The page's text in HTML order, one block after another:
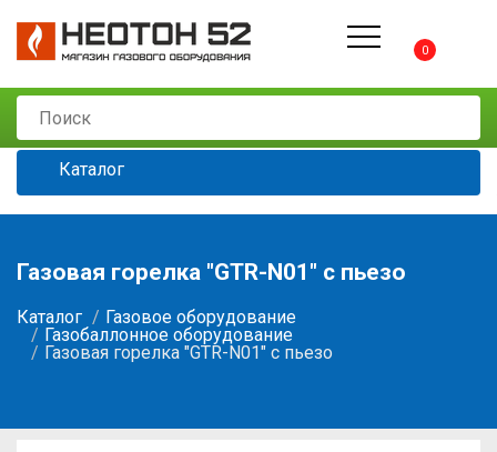
0
Каталог
Газовая горелка "GTR-N01" с пьезо
Каталог
Газовое оборудование
Газобаллонное оборудование
Газовая горелка "GTR-N01" с пьезо